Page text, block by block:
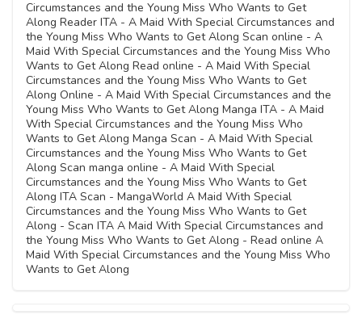
Circumstances and the Young Miss Who Wants to Get
Along Reader ITA - A Maid With Special Circumstances and
the Young Miss Who Wants to Get Along Scan online - A
Maid With Special Circumstances and the Young Miss Who
Wants to Get Along Read online - A Maid With Special
Circumstances and the Young Miss Who Wants to Get
Along Online - A Maid With Special Circumstances and the
Young Miss Who Wants to Get Along Manga ITA - A Maid
With Special Circumstances and the Young Miss Who
Wants to Get Along Manga Scan - A Maid With Special
Circumstances and the Young Miss Who Wants to Get
Along Scan manga online - A Maid With Special
Circumstances and the Young Miss Who Wants to Get
Along ITA Scan - MangaWorld A Maid With Special
Circumstances and the Young Miss Who Wants to Get
Along - Scan ITA A Maid With Special Circumstances and
the Young Miss Who Wants to Get Along - Read online A
Maid With Special Circumstances and the Young Miss Who
Wants to Get Along